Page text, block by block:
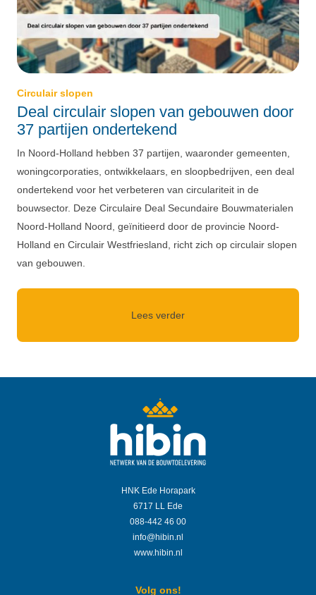
Circulair slopen
Deal circulair slopen van gebouwen door
37 partijen ondertekend
In Noord-Holland hebben 37 partijen, waaronder gemeenten,
woningcorporaties, ontwikkelaars, en sloopbedrijven, een deal
ondertekend voor het verbeteren van circulariteit in de
bouwsector. Deze Circulaire Deal Secundaire Bouwmaterialen
Noord-Holland Noord, geïnitieerd door de provincie Noord-
Holland en Circulair Westfriesland, richt zich op circulair slopen
van gebouwen.
Lees verder
HNK Ede Horapark
6717 LL Ede
088-442 46 00
info@hibin.nl
www.hibin.nl
Volg ons!